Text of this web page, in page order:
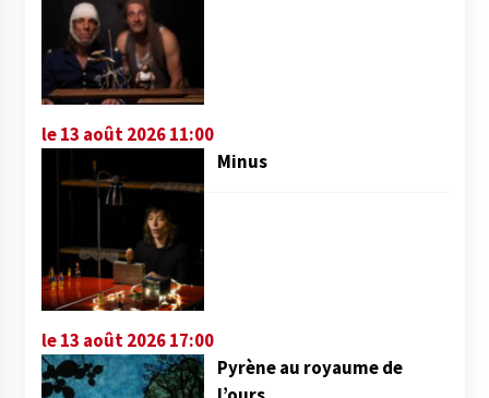
le 13 août 2026 11:00
Minus
le 13 août 2026 17:00
Pyrène au royaume de